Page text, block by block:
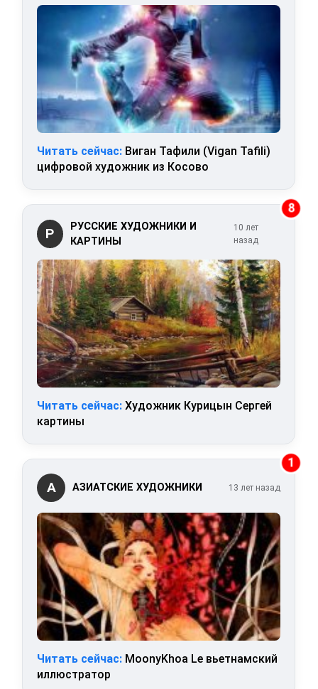
Читать сейчас: Виган Тафили (Vigan Tafili)
цифровой художник из Косово
8
Р
РУССКИЕ ХУДОЖНИКИ И
КАРТИНЫ
10 лет
назад
Читать сейчас: Художник Курицын Сергей
картины
1
А АЗИАТСКИЕ ХУДОЖНИКИ 13 лет назад
Читать сейчас: MoonyKhoa Le вьетнамский
иллюстратор